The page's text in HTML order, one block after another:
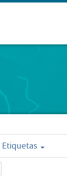
Etiquetas